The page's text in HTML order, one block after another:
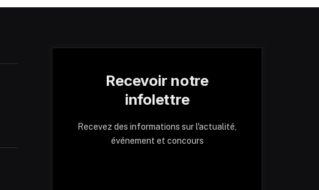
Recevoir notre
infolettre
Recevez des informations sur l'actualité,
événement et concours